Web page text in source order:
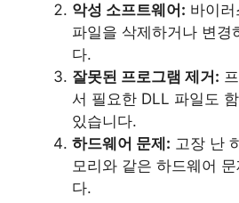
악성 소프트웨어: 바이
파일을 삭제하거나 변경
다.
잘못된 프로그램 제거:
서 필요한 DLL 파일도
있습니다.
하드웨어 문제: 고장 난
모리와 같은 하드웨어
다.